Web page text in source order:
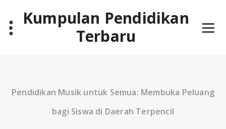
contentKumpulan Pendidikan
Terbaru
Pendidikan Musik untuk Semua: Membuka Peluang
bagi Siswa di Daerah Terpencil